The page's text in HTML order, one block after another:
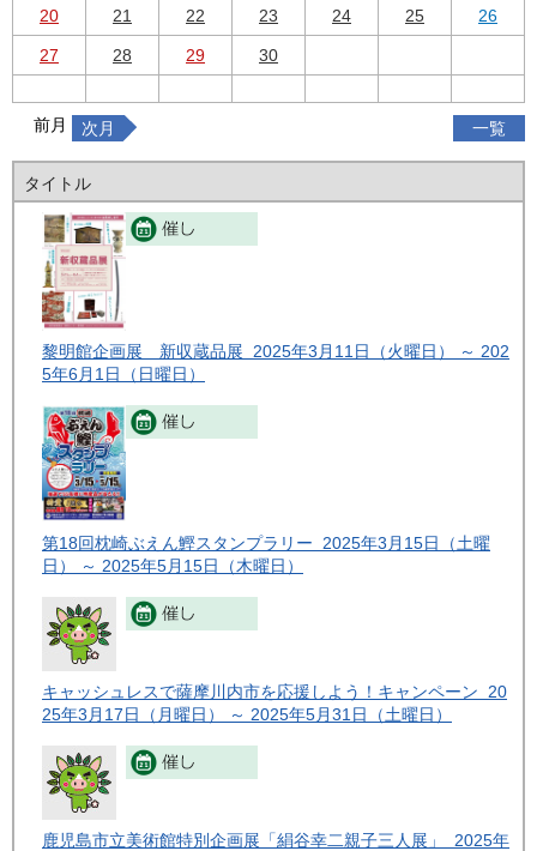
20 21 22 23 24 25 26
27 28 29 30
前月 一覧
次月
タイトル
黎明館企画展 新収蔵品展 2025年3月11日（火曜日） ～ 202
5年6月1日（日曜日）
第18回枕崎ぶえん鰹スタンプラリー 2025年3月15日（土曜
日） ～ 2025年5月15日（木曜日）
キャッシュレスで薩摩川内市を応援しよう！キャンペーン 20
25年3月17日（月曜日） ～ 2025年5月31日（土曜日）
鹿児島市立美術館特別企画展「絹谷幸二親子三人展」 2025年